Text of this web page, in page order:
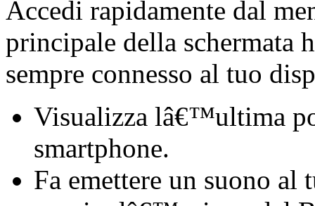
Accedi rapidamente dal
principale della schermata
sempre connesso al tuo
Visualizza lâ€™ultima
smartphone.
Fa emettere un suono al